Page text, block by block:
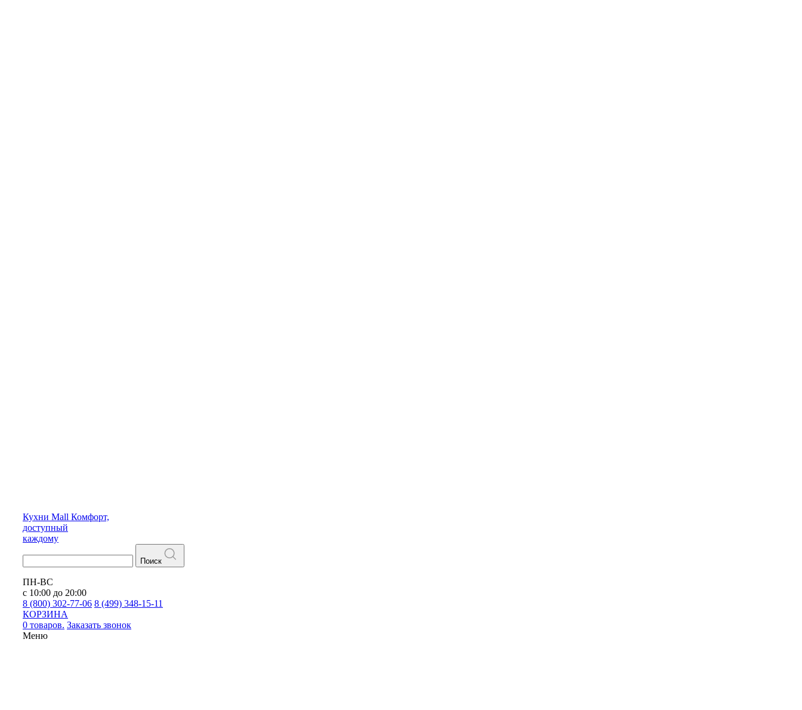
Кухни Mall Комфорт,
доступный
каждому
Поиск
ПН-ВС
с 10:00 до 20:00
8 (800) 302-77-06 8 (499) 348-15-11
КОРЗИНА
0 товаров. Заказать звонок
Меню